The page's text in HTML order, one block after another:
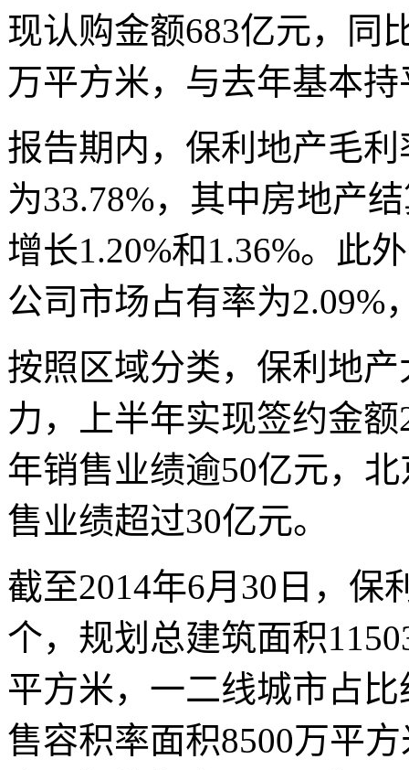
现认购金额683亿元，同
万平方米，与去年基本持
报告期内，保利地产毛
为33.78%，其中房地产
增长1.20%和1.36%。此
公司市场占有率为2.09%
按照区域分类，保利地
力，上半年实现签约金
年销售业绩逾50亿元，
售业绩超过30亿元。
截至2014年6月30日，保
个，规划总建筑面积
平方米，一二线城市占
售容积率面积8500万平